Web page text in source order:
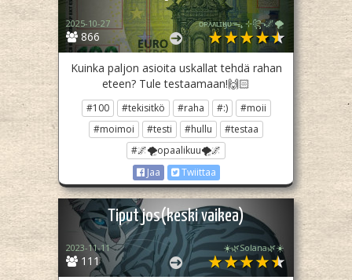
866
2025-10-27 ᴏᴘᴀᴀʟɪӄᴜᴜᯓ₊ ⊹꧂🌌🌪
Kuinka paljon asioita uskallat tehdä rahan
eteen? Tule testaamaan!🙌🏻
#100 #tekisitkö #raha #:)
#moii
#moimoi
#testi #hullu
#testaa
#🌌🌪opaalikuu🌪🌌
Jaa
Twiittaa
Tiput jos(keski vaikea)
111
2023-11-11 ☀️🌿Solana🌿☀️